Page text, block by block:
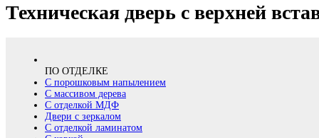
Техническая дверь с верхней
ПО ОТДЕЛКЕ
С порошковым напылением
С массивом дерева
С отделкой МДФ
Двери с зеркалом
С отделкой ламинатом